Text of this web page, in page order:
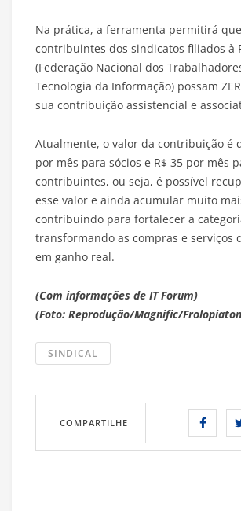
Na prática, a ferramenta permitirá
contribuintes dos sindicatos filiados à
(Federação Nacional dos
Tecnologia da Informação) possam
sua contribuição assistencial e
Atualmente, o valor da contribuição é
por mês para sócios e R$ 35 por mês
contribuintes, ou seja, é possível
esse valor e ainda acumular muito
contribuindo para fortalecer a
transformando as compras e serviços
em ganho real.
(Com informações de IT Forum)
(Foto: Reprodução/Magnific/
SINDICAL
COMPARTILHE